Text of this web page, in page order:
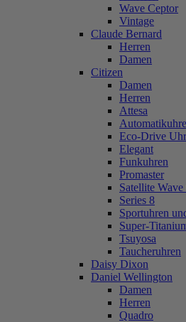
Wave Ceptor
Vintage
Claude Bernard
Herren
Damen
Citizen
Damen
Herren
Attesa
Eco-Drive
Elegant
Funkuhren
Promaster
Satellite Wave
Series 8
Sportuhren
Super-
Tsuyosa
Taucheruhren
Daisy Dixon
Daniel Wellington
Damen
Herren
Quadro